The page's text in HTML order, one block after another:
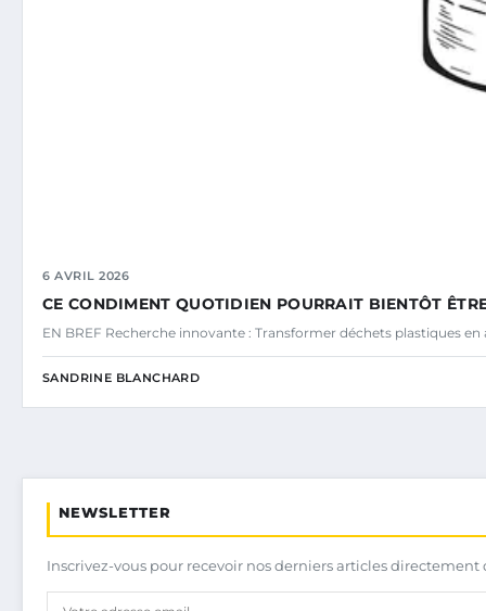
6 AVRIL 2026
CE CONDIMENT QUOTIDIEN POURRAIT BIENTÔT
EN BREF Recherche innovante : Transformer déchets plastiques en
SANDRINE BLANCHARD
NEWSLETTER
Inscrivez-vous pour recevoir nos derniers articles